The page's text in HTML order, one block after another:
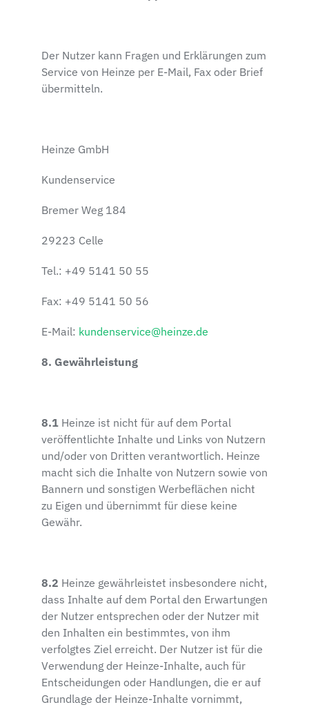
Der Nutzer kann Fragen und Erklärungen zum
Service von Heinze per E-Mail, Fax oder Brief
übermitteln.
Heinze GmbH
Kundenservice
Bremer Weg 184
29223 Celle
Tel.: +49 5141 50 55
Fax: +49 5141 50 56
E-Mail: kundenservice@heinze.de
8. Gewährleistung
8.1 Heinze ist nicht für auf dem Portal
veröffentlichte Inhalte und Links von Nutzern
und/oder von Dritten verantwortlich. Heinze
macht sich die Inhalte von Nutzern sowie von
Bannern und sonstigen Werbeflächen nicht
zu Eigen und übernimmt für diese keine
Gewähr.
8.2 Heinze gewährleistet insbesondere nicht,
dass Inhalte auf dem Portal den Erwartungen
der Nutzer entsprechen oder der Nutzer mit
den Inhalten ein bestimmtes, von ihm
verfolgtes Ziel erreicht. Der Nutzer ist für die
Verwendung der Heinze-Inhalte, auch für
Entscheidungen oder Handlungen, die er auf
Grundlage der Heinze-Inhalte vornimmt,